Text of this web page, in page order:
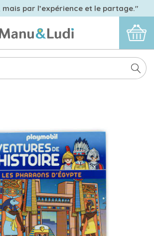
par l’expérience et le partage."